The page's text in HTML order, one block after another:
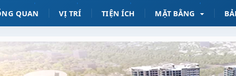
QUAN VỊ TRÍ TIỆN ÍCH MẶT BẰNG